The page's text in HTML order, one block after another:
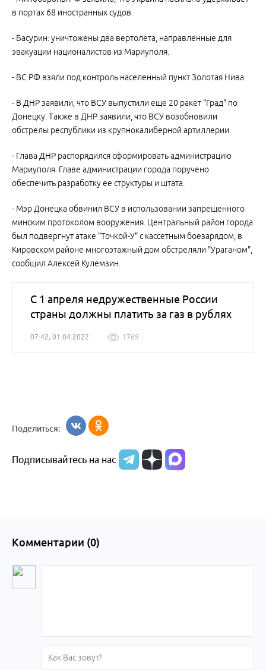
в портах 68 иностранных судов.
- Басурин: уничтожены два вертолета, направленные для
эвакуации националистов из Мариуполя.
- ВС РФ взяли под контроль населенный пункт Золотая Нива.
- В ДНР заявили, что ВСУ выпустили еще 20 ракет "Град" по
Донецку. Также в ДНР заявили, что ВСУ возобновили
обстрелы республики из крупнокалиберной артиллерии.
- Глава ДНР распорядился сформировать администрацию
Мариуполя. Главе администрации города поручено
обеспечить разработку ее структуры и штата.
- Мэр Донецка обвинил ВСУ в использовании запрещенного
минским протоколом вооружения. Центральный район города
был подвергнут атаке "Точкой-У" с кассетным боезарядом, в
Кировском районе многоэтажный дом обстреляли "Ураганом",
сообщил Алексей Кулемзин.
С 1 апреля недружественные России
страны должны платить за газ в рублях
07:42, 01.04.2022 1769
Поделиться:
Подписывайтесь на нас
Комментарии (0)